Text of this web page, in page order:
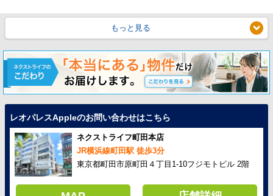
もっと見る
レオパレスAppleのお問い合わせはこちら
ネクストライフ町田本店
JR横浜線町田駅 徒歩3分
東京都町田市原町田４丁目1-10フジモトビル 2階